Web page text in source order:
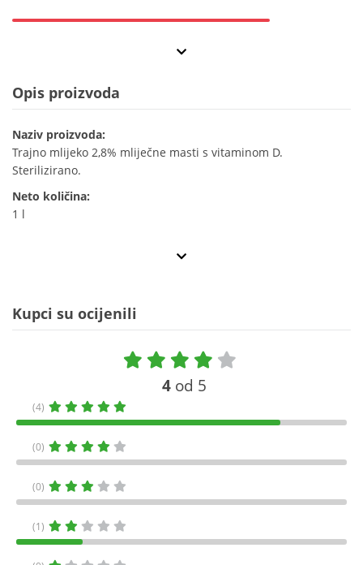
Opis proizvoda
Naziv proizvoda:
Trajno mlijeko 2,8% mliječne masti s vitaminom D.
Sterilizirano.
Neto količina:
1 l
Kupci su ocijenili
4 od 5
(4)
(0)
(0)
(1)